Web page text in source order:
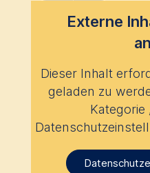
Externe
Dieser Inhalt
geladen zu
Kategorie